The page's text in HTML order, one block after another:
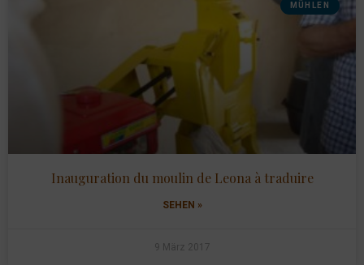
MÜHLEN
Inauguration du moulin de Leona à traduire
SEHEN »
9 März 2017